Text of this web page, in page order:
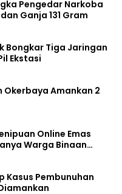
Pengedar Narkoba
Ganja 131 Gram
Bongkar Tiga Jaringan
Ekstasi
Okerbaya Amankan 2
Online Emas
Warga Binaan
Kasus Pembunuhan